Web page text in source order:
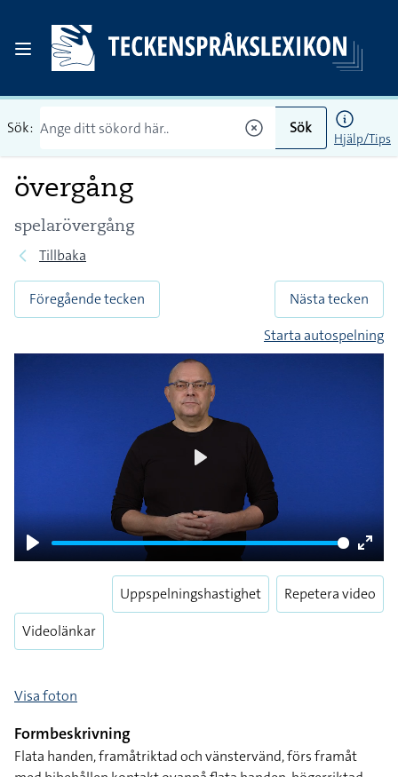
Sök: Sök
Hjälp/Tips
övergång
spelarövergång
Tillbaka
Föregående tecken
Nästa tecken
Starta autospelning
Play
Enter
Videolänkar
Uppspelningshastighet Repetera video
Visa foton
Formbeskrivning
Flata handen, framåtriktad och vänstervänd, förs framåt